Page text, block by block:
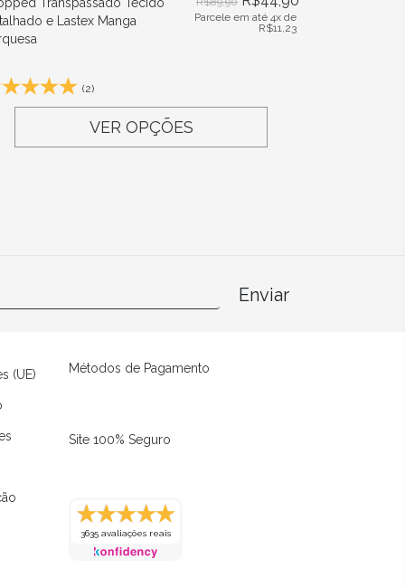
e Lastex Manga
Parcele em até 4x de
R$11,23
(2)
VER OPÇÕES
Enviar
(UE) Métodos de Pagamento
Site 100% Seguro
3635 avaliações reais